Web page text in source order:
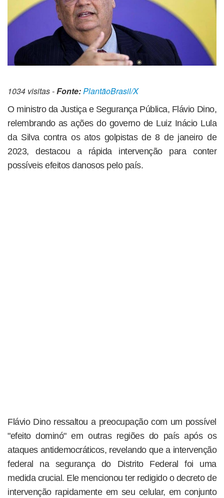
1034 visitas -Fonte:PlantãoBrasil/X
O ministro da Justiça e Segurança Pública, Flávio Dino,
relembrando as ações do governo de Luiz Inácio Lula
da Silva contra os atos golpistas de 8 de janeiro de
2023, destacou a rápida intervenção para conter
possíveis efeitos danosos pelo país.
Flávio Dino ressaltou a preocupação com um possível
"efeito dominó" em outras regiões do país após os
ataques antidemocráticos, revelando que a intervenção
federal na segurança do Distrito Federal foi uma
medida crucial. Ele mencionou ter redigido o decreto de
intervenção rapidamente em seu celular, em conjunto